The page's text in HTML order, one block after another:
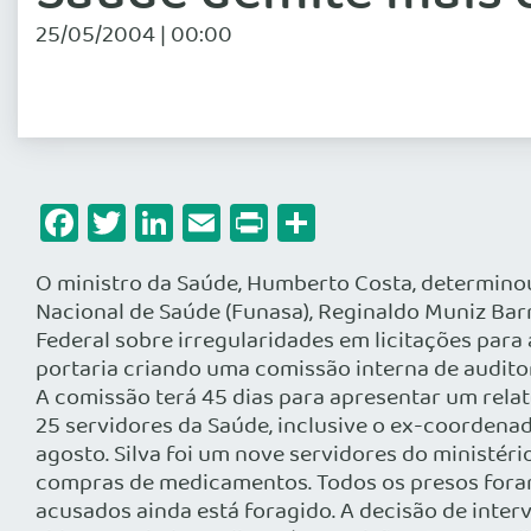
25/05/2004 | 00:00
Facebook
Twitter
LinkedIn
Email
Print
O ministro da Saúde, Humberto Costa, determinou, ontem, a exoneração de mais dez funcionários da pasta, inclusive do diretor-executivo do Fundo Nacional de Saúde (Funasa), Reginaldo Muniz Barreto. A medida, chamada pelo ministério de “preventiva”, foi adotada devido a apurações da Polícia Federal sobre irregularidades em licitações para a compra de hemoderivados desde o início da década de 90. O ministro também publica, hoje, uma portaria criando uma comissão interna de auditoria para avaliar todos os processos licitatórios realizados no ministério desde o início do ano passado. A comissão terá 45 dias para apresentar um relatório. Desde que a Operação Vampiro começou, na última quarta-feira, foram afastados de seus cargos 25 servidores da Saúde, inclusive o ex-coordenador-geral de Recursos Logísticos do ministério Luiz Cláudio Gomes da Silva, nomeado pelo ministro em agosto. Silva foi um nove servidores do ministério presos pela Polícia Federal acusados de fazer parte de um esquema montado na pasta para fraudar compras de medicamentos. Todos os presos foram afastados de seus cargos. A Justiça Federal expediu 17 mandados de prisão, sendo que um dos acusados ainda está foragido. A decisão de intervir na Coordenadoria Geral de Recursos Logísticos e exonerar a maior parte dos funcionários havia sido anunciada no dia após as prisões. Em nota divulgada ontem, o Ministério da Saúde diz que a lista com oito dos dez funcionários exonerados será publicada hoje no Diário Oficial da União. Metade deles trabalhava na Agência Nacional de Vigilância Sanitária (Anvisa) e o restante na própria pasta. Serão exonerados um outro ex-coordenador-geral de Recursos Logísticos, um substituto do coordenador-geral, um subsecretário de assuntos administrativos e um ex-chefe do setor de compras de material de consumo. Todos ocuparam os cargos por um período entre 1998 e 2003 e estavam na Anvisa. Do ministério sairão: o chefe do setor de transportes, o chefe do almoxarifado de medicamentos, o substituto do chefe do setor de transportes e o chefe da divisão de convênios. O afastamento de Reginaldo Muniz Barreto foi publicado ontem no Diário Oficial. Também já houve a dispensa de um funcionário terceirizado, contratado via projeto internacional, que ocupou entre 2001 e 2003 uma das assessorias da coordenadoria. “É importante destacar que a exoneração dessas pessoas não significa o envolvimento delas com irregularidades, mas representa medida preventiva”, afirma a nota do ministério. Barreto foi exonerado por ter sido coordenador-geral de Recursos Logísticos até agosto de 2003, quando Luiz Cláudio Gomes da Silva assumiu o cargo. Assim como Silva, Barreto trabalhou na Prefeitura de Recife, onde foi secretário das Finanças. Em relatório produzido pela equipe de inteligência da Polícia Federal há o rastreamento, inclusive com fotos, de uma remessa de propina que seria destinada a Silva. Rubem defende ministro na Operação Vampiro Coordenador da Frente Parlamentar de Combate à Corrupção, o deputado Paulo Rubem Santiago (PT) saiu ontem em defesa do ministro da Saúde, Humberto Costa, diante da Operação Vampiro da Polícia Federal (PF), que na semana